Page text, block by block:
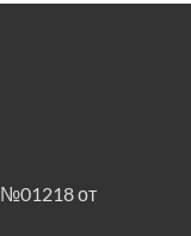
№01218 от